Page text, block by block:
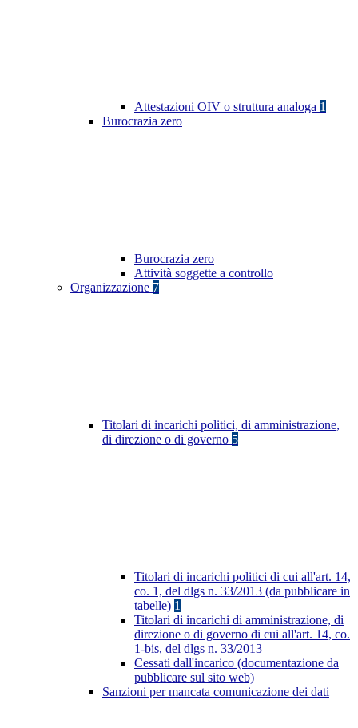
Attestazioni OIV o struttura analoga 1
Burocrazia zero
Burocrazia zero
Attività soggette a controllo
Organizzazione 7
Titolari di incarichi politici, di amministrazione,
di direzione o di governo 5
Titolari di incarichi politici di cui all'art. 14,
co. 1, del dlgs n. 33/2013 (da pubblicare in
tabelle) 1
Titolari di incarichi di amministrazione, di
direzione o di governo di cui all'art. 14, co.
1-bis, del dlgs n. 33/2013
Cessati dall'incarico (documentazione da
pubblicare sul sito web)
Sanzioni per mancata comunicazione dei dati